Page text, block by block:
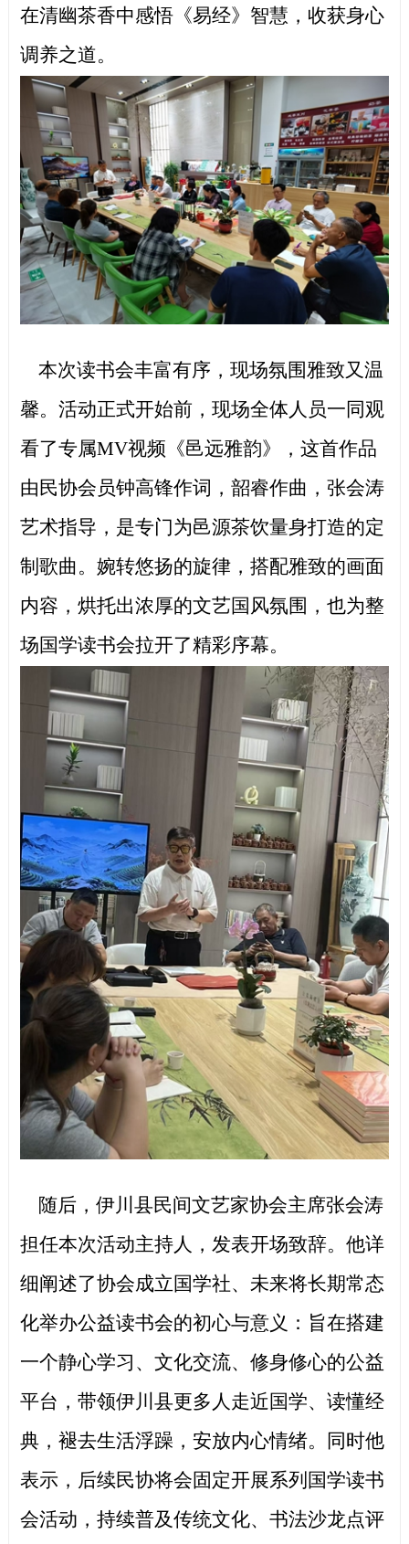
在清幽茶香中感悟《易经》智慧，收获身心
调养之道。
本次读书会丰富有序，现场氛围雅致又温
馨。活动正式开始前，现场全体人员一同观
看了专属MV视频《邑远雅韵》，这首作品
由民协会员钟高锋作词，韶睿作曲，张会涛
艺术指导，是专门为邑源茶饮量身打造的定
制歌曲。婉转悠扬的旋律，搭配雅致的画面
内容，烘托出浓厚的文艺国风氛围，也为整
场国学读书会拉开了精彩序幕。
随后，伊川县民间文艺家协会主席张会涛
担任本次活动主持人，发表开场致辞。他详
细阐述了协会成立国学社、未来将长期常态
化举办公益读书会的初心与意义：旨在搭建
一个静心学习、文化交流、修身修心的公益
平台，带领伊川县更多人走近国学、读懂经
典，褪去生活浮躁，安放内心情绪。同时他
表示，后续民协将会固定开展系列国学读书
会活动，持续普及传统文化、书法沙龙点评